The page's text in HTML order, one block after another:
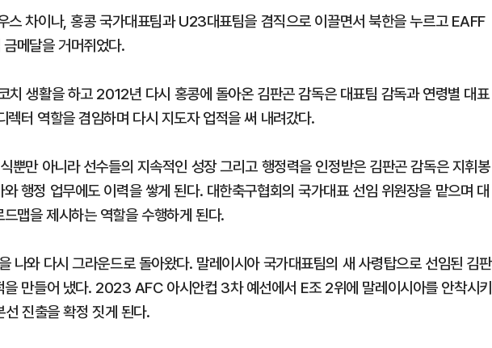
차이나, 홍콩 국가대표팀과 U23대표팀을 겸직으로 이끌면서 북한을 누르고 EAFF
메달을 거머쥐었다.
치 생활을 하고 2012년 다시 홍콩에 돌아온 김판곤 감독은 대표팀 감독과 연령별 대표
렉터 역할을 겸임하며 다시 지도자 업적을 써 내려갔다.
뿐만 아니라 선수들의 지속적인 성장 그리고 행정력을 인정받은 김판곤 감독은 지휘봉
행정 업무에도 이력을 쌓게 된다. 대한축구협회의 국가대표 선임 위원장을 맡으며 대
맵을 제시하는 역할을 수행하게 된다.
나와 다시 그라운드로 돌아왔다. 말레이시아 국가대표팀의 새 사령탑으로 선임된 김판
만들어 냈다. 2023 AFC 아시안컵 3차 예선에서 E조 2위에 말레이시아를 안착시키
진출을 확정 짓게 된다.